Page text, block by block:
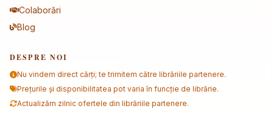
Colaborări
Blog
DESPRE NOI
Nu vindem direct cărți; te trimitem către librăriile partenere.
Prețurile și disponibilitatea pot varia în funcție de librărie.
Actualizăm zilnic ofertele din librăriile partenere.